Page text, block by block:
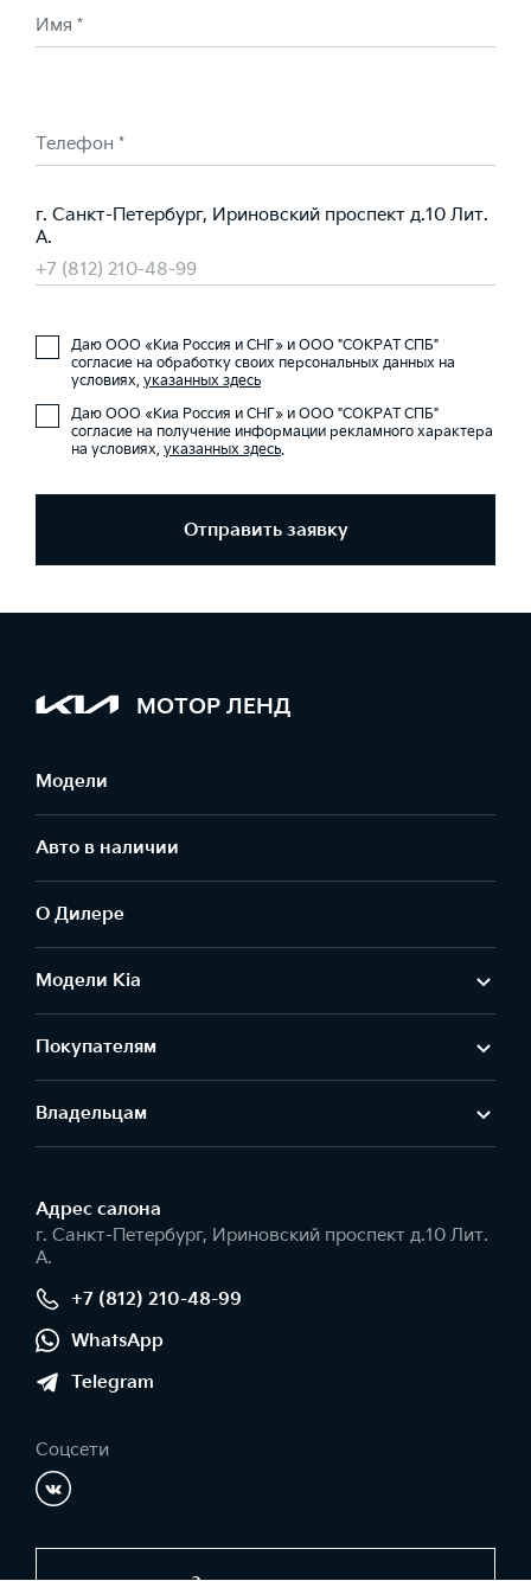
Имя *
Телефон *
г. Санкт-Петербург, Ириновский проспект д.10 Лит.
А.
+7 (812) 210-48-99
Даю ООО «Киа Россия и СНГ» и ООО "СОКРАТ СПБ"
согласие на обработку своих персональных данных на
условиях, указанных здесь
Даю ООО «Киа Россия и СНГ» и ООО "СОКРАТ СПБ"
согласие на получение информации рекламного характера
на условиях, указанных здесь.
Отправить заявку
МОТОР ЛЕНД
Модели
Авто в наличии
О Дилере
Модели Kia
Покупателям
Владельцам
Адрес салонa
г. Санкт-Петербург, Ириновский проспект д.10 Лит.
А.
+7 (812) 210-48-99
WhatsApp
Telegram
Соцсети